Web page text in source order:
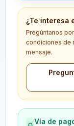
¿Te interesa
Pregúntanos
condiciones de
mensaje.
Vía de